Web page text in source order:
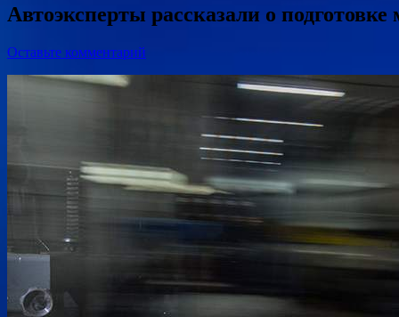
Автоэксперты рассказали о
Оставьте комментарий